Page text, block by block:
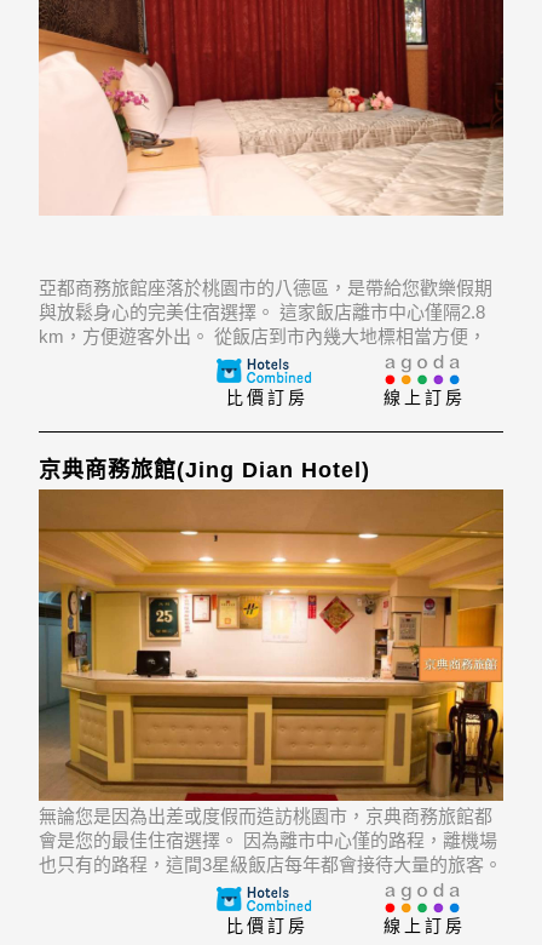
亞都商務旅館座落於桃園市的八德區，是帶給您歡樂假期
與放鬆身心的完美住宿選擇。 這家飯店離市中心僅隔2.8
km，方便遊客外出。 從飯店到市內幾大地標相當方便，
例如Nankan Wufu Night Market, The Tao's Plaza,
Jinyuting Farm Garden。
線上訂房
比價訂房
京典商務旅館(Jing Dian Hotel)
無論您是因為出差或度假而造訪桃園市，京典商務旅館都
會是您的最佳住宿選擇。 因為離市中心僅的路程，離機場
也只有的路程，這間3星級飯店每年都會接待大量的旅客。
從飯店到市內幾大地標相當方便，例如Fanjiang Zutang,
Shin Kong Mitsukoshi Mall (Taoyuan Sta
線上訂房
比價訂房